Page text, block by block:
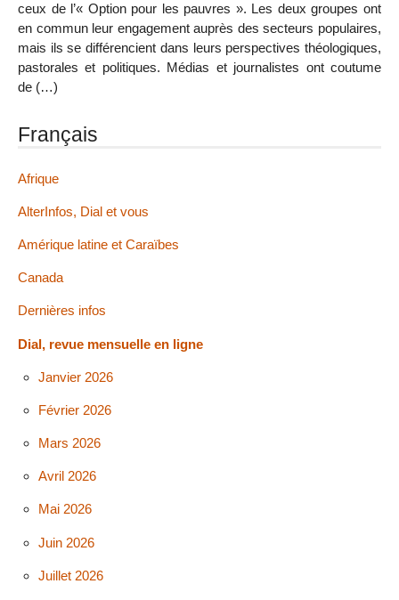
ceux de l’« Option pour les pauvres ». Les deux groupes ont
en commun leur engagement auprès des secteurs populaires,
mais ils se différencient dans leurs perspectives théologiques,
pastorales et politiques. Médias et journalistes ont coutume
de (…)
Français
Afrique
AlterInfos, Dial et vous
Amérique latine et Caraïbes
Canada
Dernières infos
Dial, revue mensuelle en ligne
Janvier 2026
Février 2026
Mars 2026
Avril 2026
Mai 2026
Juin 2026
Juillet 2026